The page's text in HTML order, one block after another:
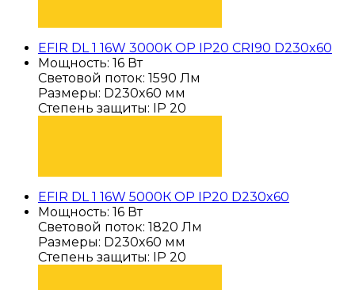
EFIR DL 1 16W 3000K OP IP20 CRI90 D230x60
Мощность: 16 Вт
Световой поток: 1590 Лм
Размеры: D230x60 мм
Степень защиты: IP 20
EFIR DL 1 16W 5000К OP IP20 D230x60
Мощность: 16 Вт
Световой поток: 1820 Лм
Размеры: D230x60 мм
Степень защиты: IP 20